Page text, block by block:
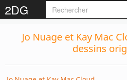
2DG
Jo Nuage et Kay Mac
dessins